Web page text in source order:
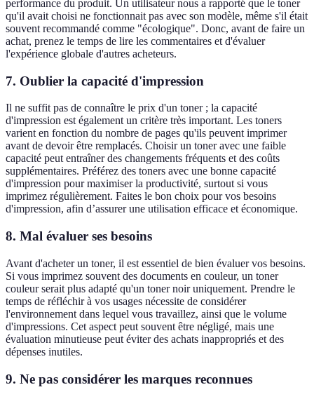
performance du produit. Un utilisateur nous a rapporté que le toner
qu'il avait choisi ne fonctionnait pas avec son modèle, même s'il était
souvent recommandé comme "écologique". Donc, avant de faire un
achat, prenez le temps de lire les commentaires et d'évaluer
l'expérience globale d'autres acheteurs.
7. Oublier la capacité d'impression
Il ne suffit pas de connaître le prix d'un toner ; la capacité
d'impression est également un critère très important. Les toners
varient en fonction du nombre de pages qu'ils peuvent imprimer
avant de devoir être remplacés. Choisir un toner avec une faible
capacité peut entraîner des changements fréquents et des coûts
supplémentaires. Préférez des toners avec une bonne capacité
d'impression pour maximiser la productivité, surtout si vous
imprimez régulièrement. Faites le bon choix pour vos besoins
d'impression, afin d’assurer une utilisation efficace et économique.
8. Mal évaluer ses besoins
Avant d'acheter un toner, il est essentiel de bien évaluer vos besoins.
Si vous imprimez souvent des documents en couleur, un toner
couleur serait plus adapté qu'un toner noir uniquement. Prendre le
temps de réfléchir à vos usages nécessite de considérer
l'environnement dans lequel vous travaillez, ainsi que le volume
d'impressions. Cet aspect peut souvent être négligé, mais une
évaluation minutieuse peut éviter des achats inappropriés et des
dépenses inutiles.
9. Ne pas considérer les marques reconnues